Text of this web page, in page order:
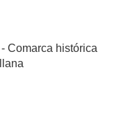
Comarca histórica